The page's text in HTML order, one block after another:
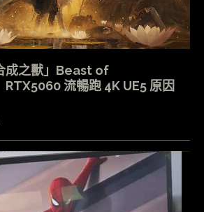
成之獸」Beast of
流暢跑 4K UE5 原因